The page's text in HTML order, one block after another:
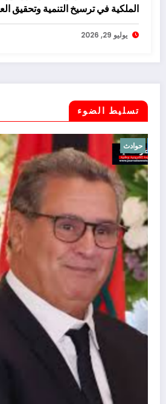
الملكية في ترسيخ التنمية وتحقيق
يوليو 29, 2026
تسليط الضوء
أخبار حوادث